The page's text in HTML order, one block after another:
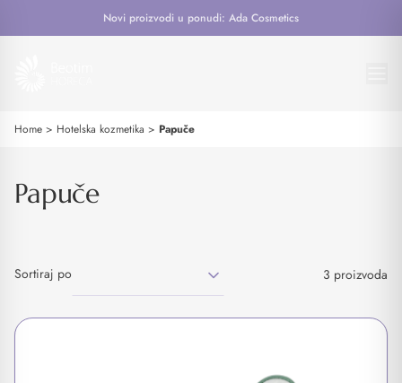
Novi proizvodi u ponudi: Ada Cosmetics
Home > Hotelska kozmetika > Papuče
Papuče
Sortiraj po 3 proizvoda